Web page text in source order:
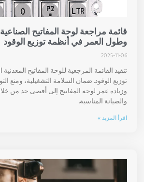
قائمة مراجعة لوحة المفاتيح
وطول العمر في أنظمة توزيع الوقود
2025-11-06
تنفيذ القائمة المرجعية للوحة المفاتيح المعدنية
توزيع الوقود. ضمان السلامة التشغيلية، ومنع
وزيادة عمر لوحة المفاتيح إلى أقصى حد من خلال
والصيانة المناسبة.
اقرأ المزيد »